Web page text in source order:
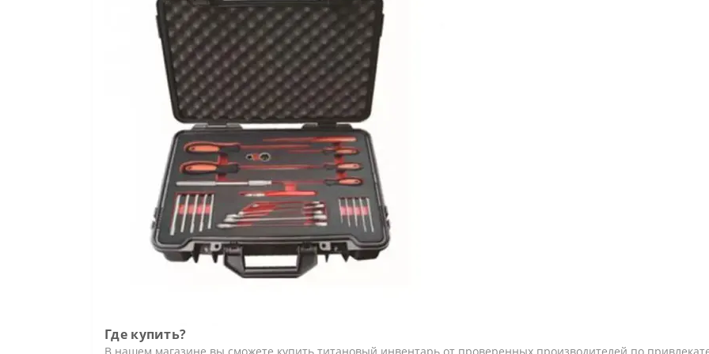
Где купить?